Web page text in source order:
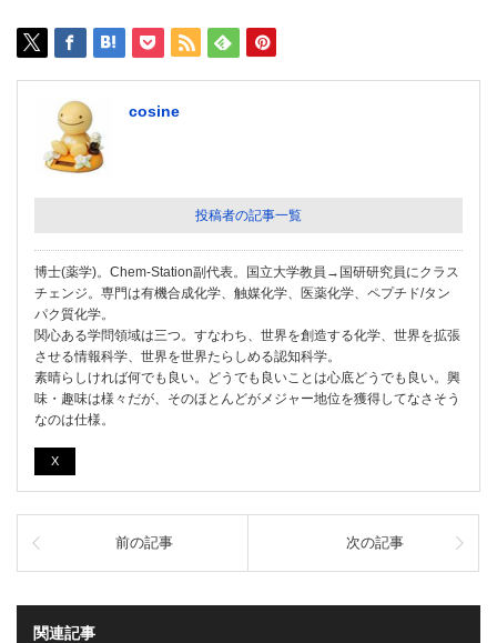
cosine
投稿者の記事一覧
博士(薬学)。Chem-Station副代表。国立大学教員→国研研究員にクラス
チェンジ。専門は有機合成化学、触媒化学、医薬化学、ペプチド/タン
パク質化学。
関心ある学問領域は三つ。すなわち、世界を創造する化学、世界を拡張
させる情報科学、世界を世界たらしめる認知科学。
素晴らしければ何でも良い。どうでも良いことは心底どうでも良い。興
味・趣味は様々だが、そのほとんどがメジャー地位を獲得してなさそう
なのは仕様。
X
前の記事 次の記事
関連記事